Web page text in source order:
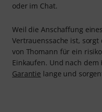
oder im Chat.
Weil die Anschaffung
Vertrauenssache ist, sorgt
von Thomann für ein
Einkaufen. Und nach dem
Garantie lange und